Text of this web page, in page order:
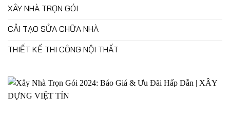
XÂY NHÀ TRỌN GÓI
CẢI TẠO SỬA CHỮA NHÀ
THIẾT KẾ THI CÔNG NỘI THẤT